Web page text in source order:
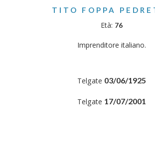
TITO FOPPA
Età: 76
Imprenditore italiano.
Telgate 03/06/1925
Telgate 17/07/2001